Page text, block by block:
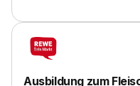
Ausbildung zum